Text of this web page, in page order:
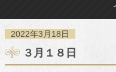
2022年3月18日
３月１８日